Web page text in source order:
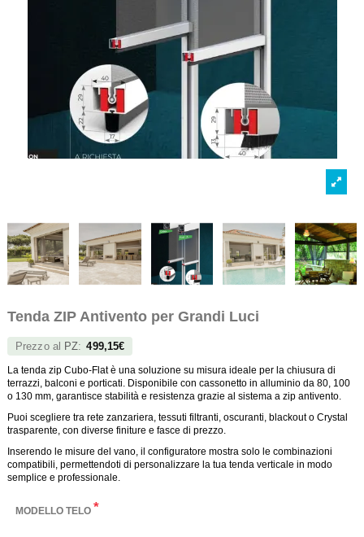
Tenda ZIP Antivento per Grandi Luci
Prezzo al PZ: 499,15€
La tenda zip Cubo-Flat è una soluzione su misura ideale per la chiusura di
terrazzi, balconi e porticati. Disponibile con cassonetto in alluminio da 80, 100
o 130 mm, garantisce stabilità e resistenza grazie al sistema a zip antivento.
Puoi scegliere tra rete zanzariera, tessuti filtranti, oscuranti, blackout o Crystal
trasparente, con diverse finiture e fasce di prezzo.
Inserendo le misure del vano, il configuratore mostra solo le combinazioni
compatibili, permettendoti di personalizzare la tua tenda verticale in modo
semplice e professionale.
MODELLO TELO *